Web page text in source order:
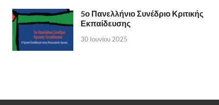
5ο Πανελλήνιο Συνέδριο Κριτικής
Εκπαίδευσης
30 Ιουνίου 2025